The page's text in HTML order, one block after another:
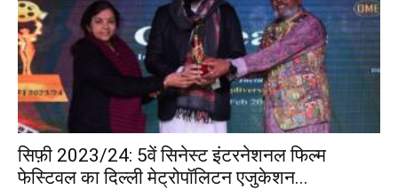
सिफ़ी 2023/24: 5वें सिनेस्ट इंटरनेशनल फिल्म
फेस्टिवल का दिल्ली मेट्रोपॉलिटन एजुकेशन...